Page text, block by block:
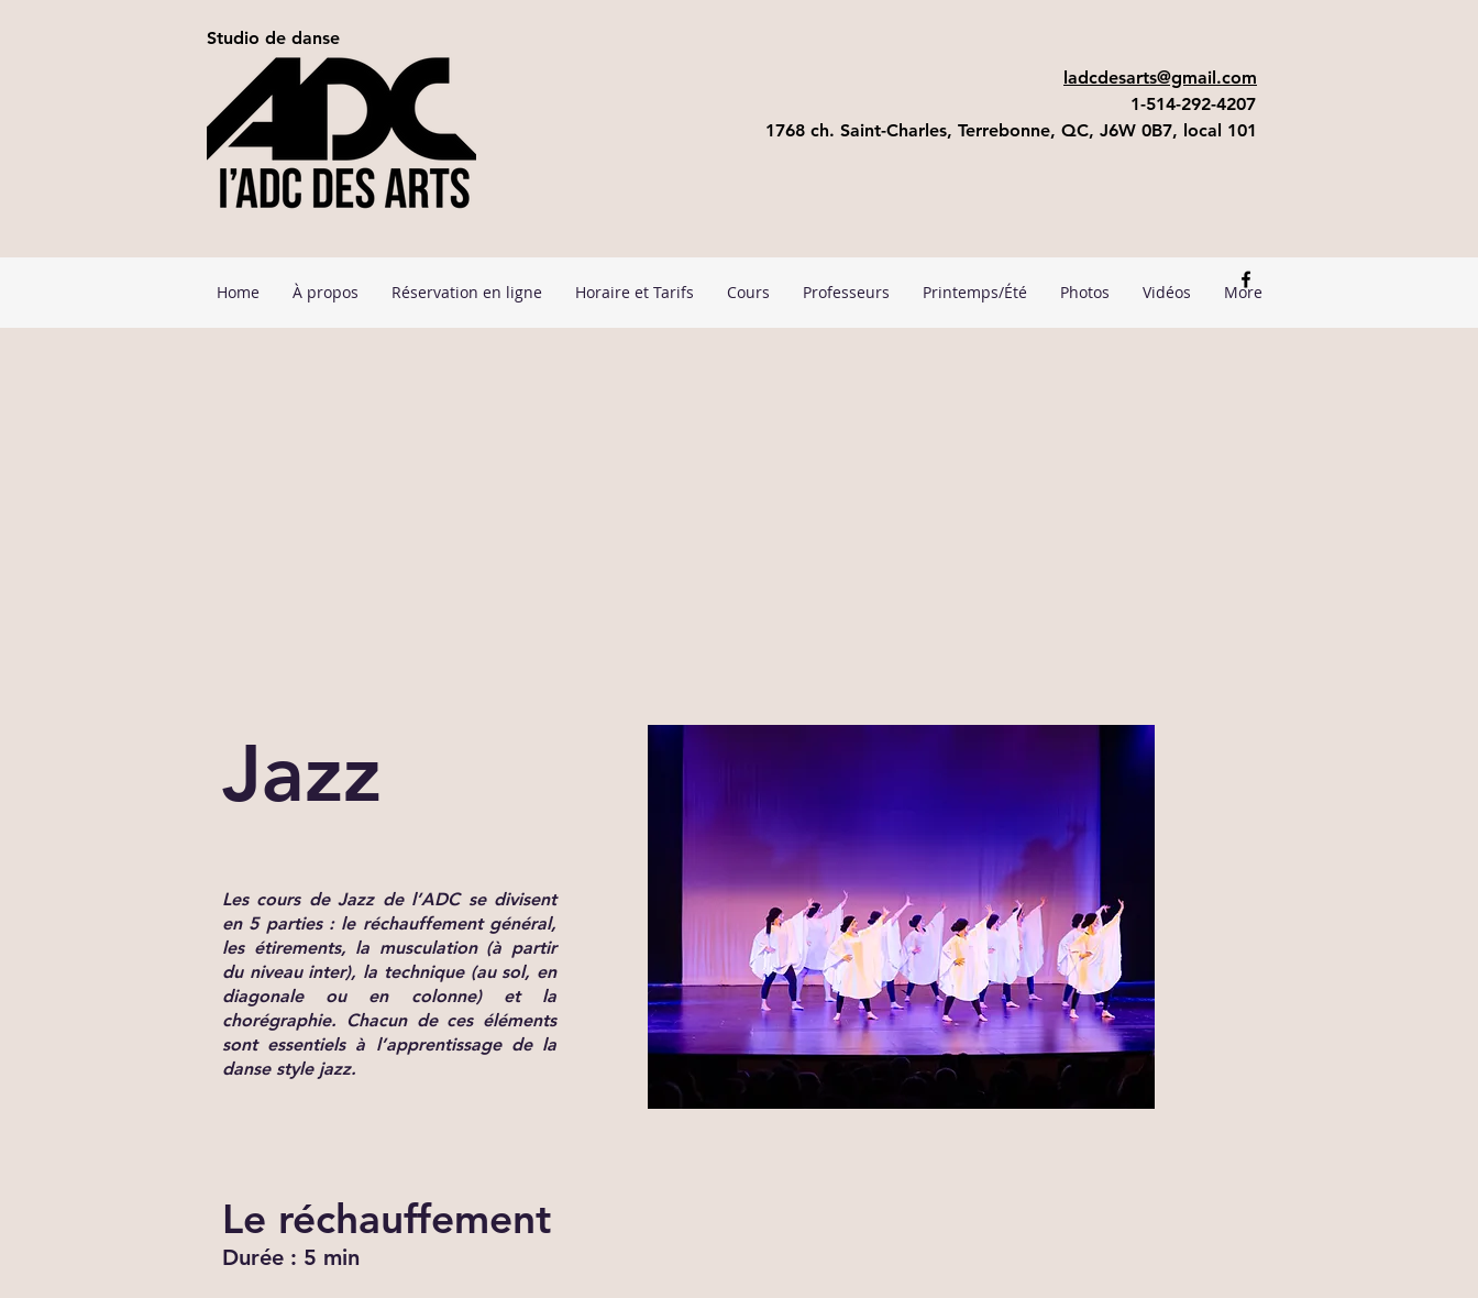
Studio de danse
ladcdesarts@gmail.com
1-514-292-4207
1768 ch. Saint-Charles, Terrebonne, QC, J6W 0B7, local 101
Home À propos Réservation en ligne Horaire et Tarifs Cours Professeurs Printemps/Été Photos Vidéos More
Jazz
Les cours de Jazz de l’ADC se divisent
en 5 parties : le réchauffement général,
les étirements, la musculation (à partir
du niveau inter), la technique (au sol, en
diagonale ou en colonne) et la
chorégraphie. Chacun de ces éléments
sont essentiels à l’apprentissage de la
danse style jazz.
Le réchauffement
Durée : 5 min